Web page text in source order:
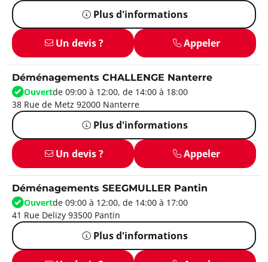
Plus d'informations
Un devis ? Appeler
Déménagements CHALLENGE Nanterre
Ouvertde 09:00 à 12:00, de 14:00 à 18:00
38 Rue de Metz 92000 Nanterre
Plus d'informations
Un devis ? Appeler
Déménagements SEEGMULLER Pantin
Ouvertde 09:00 à 12:00, de 14:00 à 17:00
41 Rue Delizy 93500 Pantin
Plus d'informations